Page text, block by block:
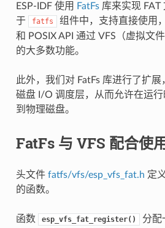
ESP-IDF 使用 FatFs库来实现 FAT
于
fatfs
组件中，支持直接使用
和 POSIX API 通过 VFS（虚拟文
的大多数功能。
此外，我们对 FatFs 库进行了扩
磁盘 I/O 调度层，从而允许在运行
到物理磁盘。
FatFs 与 VFS 配合使
头文件 fatfs/vfs/esp_vfs_fat.h 定
的函数。
函数 esp_vfs_fat_register() 分配